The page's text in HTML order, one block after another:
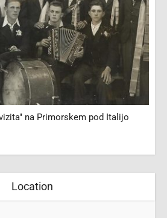
na Primorskem pod Italijo
Location